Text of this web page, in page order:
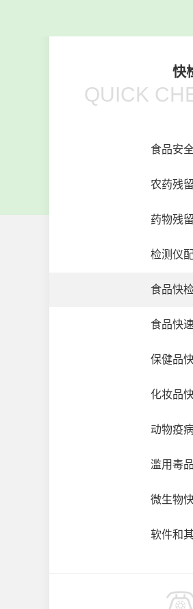
快
QUICK
食品安
农药残
药物残
检测仪
食品快
食品快
保健品
化妆品
动物疫
滥用毒
微生物
软件和